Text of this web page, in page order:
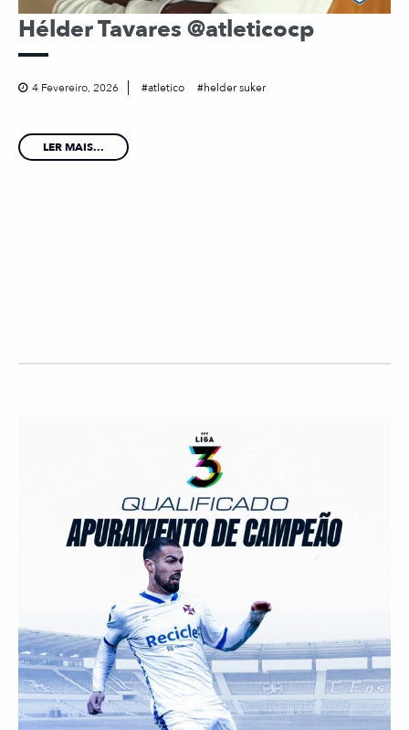
Hélder Tavares @atleticocp
4 Fevereiro, 2026 atletico helder suker
LER MAIS...